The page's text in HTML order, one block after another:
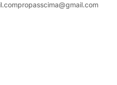
propasscima@gmail.com